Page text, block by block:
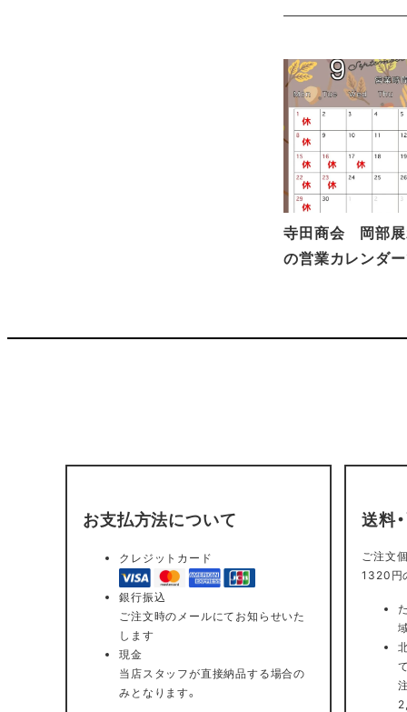
寺田商会 岡部
の営業カレンダ
お支払方法について
クレジットカード
銀行振込
ご注文時のメールにてお知らせいた
します
現金
当店スタッフが直接納品する場合の
みとなります。
送料
ご注文
1320円